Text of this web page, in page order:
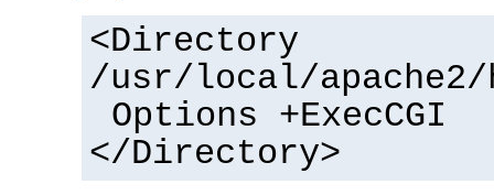
<Directory
/usr/local/apache2/
Options +ExecCGI
</Directory>